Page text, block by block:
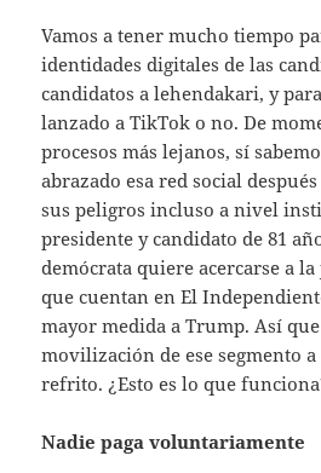
Vamos a tener mucho tiempo
identidades digitales de las
candidatos a lehendakari, y
lanzado a TikTok o no. De
procesos más lejanos, sí
abrazado esa red social
sus peligros incluso a nivel
presidente y candidato de 81
demócrata quiere acercarse a
que cuentan en El
mayor medida a Trump. Así
movilización de ese segmento
refrito. ¿Esto es lo que
Nadie paga voluntariamente